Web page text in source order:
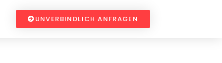
UNVERBINDLICH ANFRAGEN